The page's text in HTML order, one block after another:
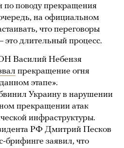
по поводу прекращения
на официальном
что переговоры
длительный процесс.
Василий Небензя
прекращение огня
этапе».
Украину в нарушении
прекращении атак
инфраструктуры.
РФ Дмитрий Песков
брифинге заявил, что